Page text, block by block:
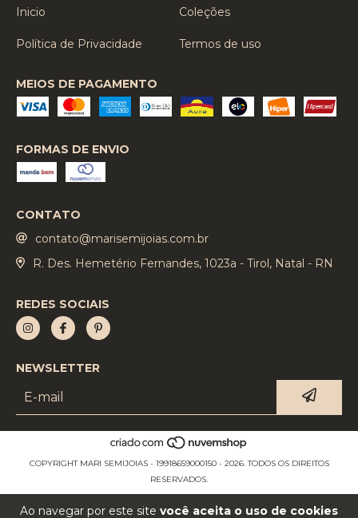
Ao navegar por este site você aceita o uso de cookies
Inicio
Coleções
Política de Privacidade Termos de uso
MEIOS DE PAGAMENTO
FORMAS DE ENVIO
CONTATO
contato@marisemijoias.com.br
R. Des. Hemetério Fernandes, 1023a - Tirol, Natal - RN
REDES SOCIAIS
NEWSLETTER
COPYRIGHT MARI SEMIJOIAS - 19918659000150 - 2026. TODOS OS DIREITOS
RESERVADOS.